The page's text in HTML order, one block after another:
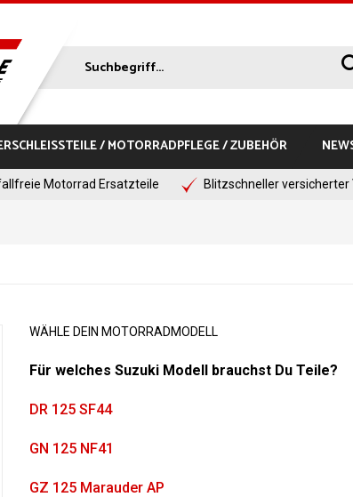
/ MOTORRADPFLEGE / ZUBEHÖR
Motorrad Ersatzteile Blitzschneller versicherter
WÄHLE DEIN MOTORRADMODELL
Für welches Suzuki Modell brauchst Du Teile?
DR 125 SF44
GN 125 NF41
GZ 125 Marauder AP